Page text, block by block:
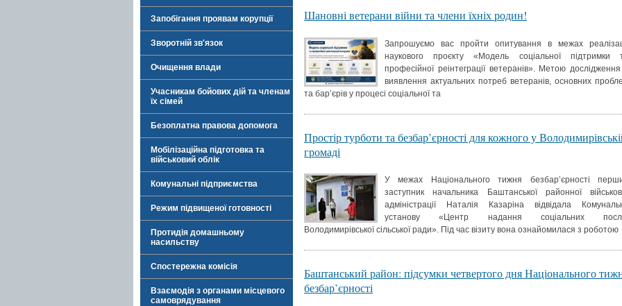
Запобігання проявам корупції
Зворотній зв'язок
Очищення влади
Учасникам бойових дій та членам
їх сімей
Безоплатна правова допомога
Мобілізаційна підготовка та
військовий облік
Комунальні підприємства
Режим підвищеної готовності
Протидія домашньому
насильству
Спостережна комісія
Взаємодія з органами місцевого
самоврядування
Шановні ветерани війни та члени їхніх родин!
Запрошуємо вас пройти опитування в межах
наукового проєкту «Модель соціальної підтримки
професійної реінтеграції ветеранів». Метою
виявлення актуальних потреб ветеранів, основних
та бар’єрів у процесі соціальної та
Простір турботи та безбар’єрності для кожного у
громаді
У межах Національного тижня безбар’єрності
заступник начальника Баштанської районної
адміністрації Наталія Казаріна відвідала
установу «Центр надання соціальних
Володимирівської сільської ради». Під час візиту вона ознайомилася з роботою
Баштанський район: підсумки четвертого дня Національного
безбар’єрності